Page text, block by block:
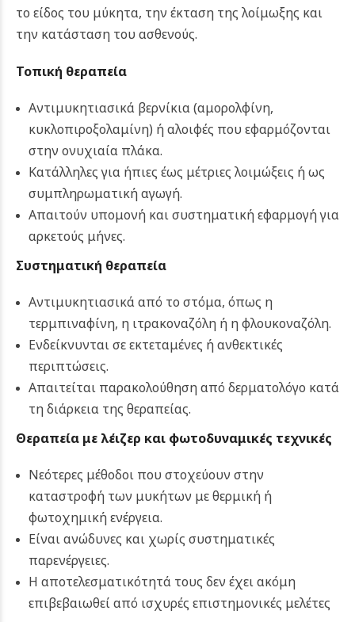
το είδος του μύκητα, την έκταση της λοίμωξης και
την κατάσταση του ασθενούς.
Τοπική θεραπεία
Αντιμυκητιασικά βερνίκια (αμορολφίνη,
κυκλοπιροξολαμίνη) ή αλοιφές που εφαρμόζονται
στην ονυχιαία πλάκα.
Κατάλληλες για ήπιες έως μέτριες λοιμώξεις ή ως
συμπληρωματική αγωγή.
Απαιτούν υπομονή και συστηματική εφαρμογή για
αρκετούς μήνες.
Συστηματική θεραπεία
Αντιμυκητιασικά από το στόμα, όπως η
τερμπιναφίνη, η ιτρακοναζόλη ή η φλουκοναζόλη.
Ενδείκνυνται σε εκτεταμένες ή ανθεκτικές
περιπτώσεις.
Απαιτείται παρακολούθηση από δερματολόγο κατά
τη διάρκεια της θεραπείας.
Θεραπεία με λέιζερ και φωτοδυναμικές τεχνικές
Νεότερες μέθοδοι που στοχεύουν στην
καταστροφή των μυκήτων με θερμική ή
φωτοχημική ενέργεια.
Είναι ανώδυνες και χωρίς συστηματικές
παρενέργειες.
Η αποτελεσματικότητά τους δεν έχει ακόμη
επιβεβαιωθεί από ισχυρές επιστημονικές μελέτες